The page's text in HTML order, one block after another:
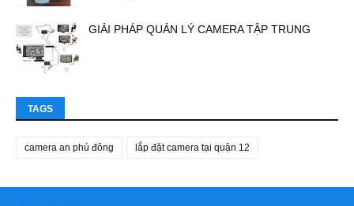
GIẢI PHÁP QUẢN LÝ CAMERA TẬP TRUNG
TAGS
camera an phú đông lắp đặt camera tại quận 12